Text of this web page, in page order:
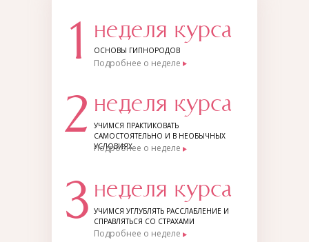
1 неделя курса
ОСНОВЫ ГИПНОРОДОВ
Подробнее о неделе
2 неделя курса
УЧИМСЯ ПРАКТИКОВАТЬ
САМОСТОЯТЕЛЬНО И В НЕОБЫЧНЫХ
УСЛОВИЯХ
Подробнее о неделе
3 неделя курса
УЧИМСЯ УГЛУБЛЯТЬ РАССЛАБЛЕНИЕ И
СПРАВЛЯТЬСЯ СО СТРАХАМИ
Подробнее о неделе